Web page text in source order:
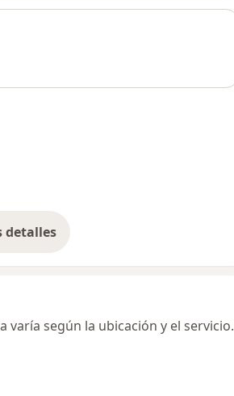
detalles
la dirección
según la ubicación y el servicio.